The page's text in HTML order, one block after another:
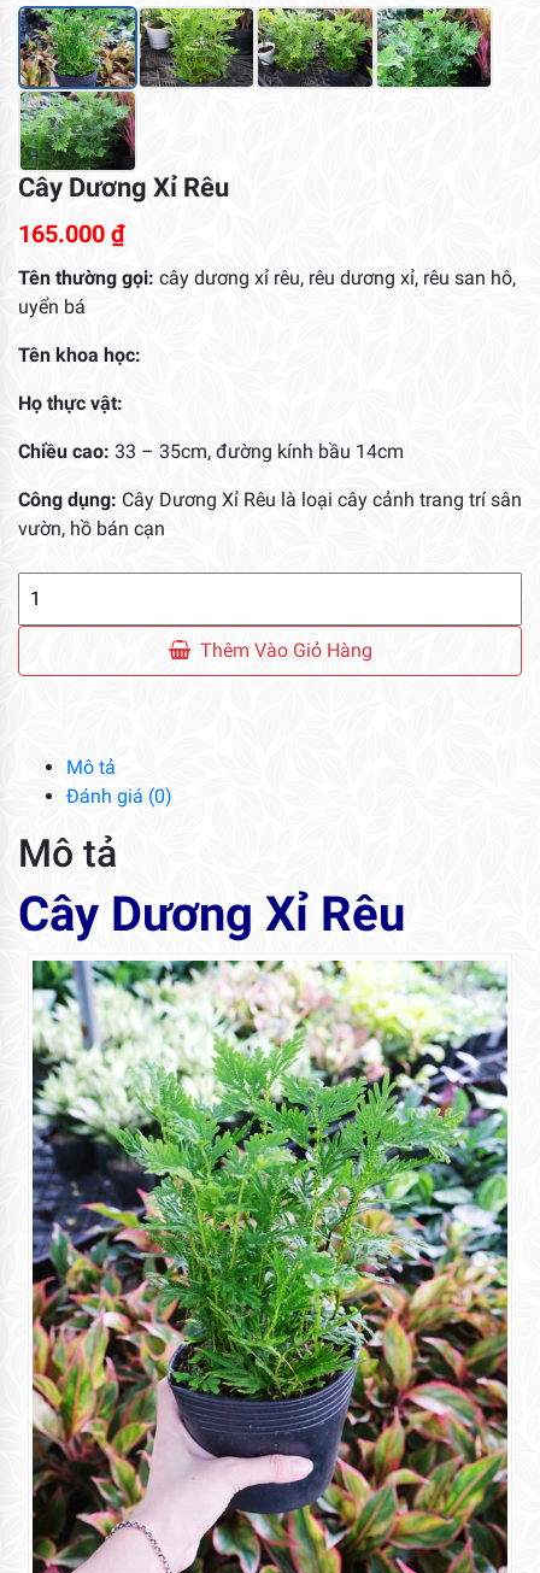
Cây Dương Xỉ Rêu
165.000 ₫
Tên thường gọi: cây dương xỉ rêu, rêu dương xỉ, rêu san hô,
uyển bá
Tên khoa học:
Họ thực vật:
Chiều cao: 33 – 35cm, đường kính bầu 14cm
Công dụng: Cây Dương Xỉ Rêu là loại cây cảnh trang trí sân
vườn, hồ bán cạn
Rêu
Thêm Vào Giỏ Hàng
Mô tả
Đánh giá (0)
Mô tả
Cây Dương Xỉ Rêu